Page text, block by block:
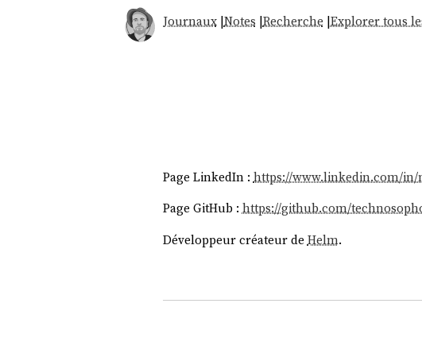
Journaux|Notes |Recherche |Explorer tous
Page LinkedIn : https://www.linkedin.com/
Page GitHub :https://github.com/
Développeur créateur de Helm.